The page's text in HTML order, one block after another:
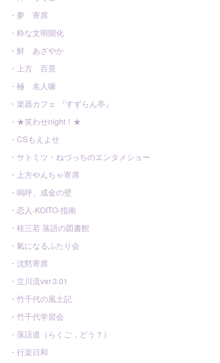
・夢 寄席
・粋な文明開化
・鮮 あざやか
・上方 百景
・極 名人噺
・楽器カフェ 『すずらん亭』
・★笑わせnight！★
・CSもえよせ
・サトミツ・ねづっちのエンタメショー
・上方やんちゃ寄席
・嗚呼、成金の壁
・恋人-KOITO-指南
・桂三若 落語の図書館
・氣になるふたり会
・沈黙寄席
・立川流ver.3.01
・竹千代の風土記
・竹千代学習会
・落語道（らくご，どう？）
・行楽日和